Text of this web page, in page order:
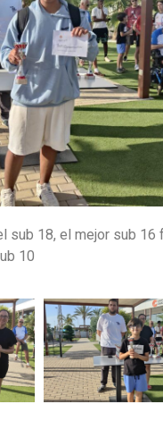
sub 18, el mejor sub 16
10